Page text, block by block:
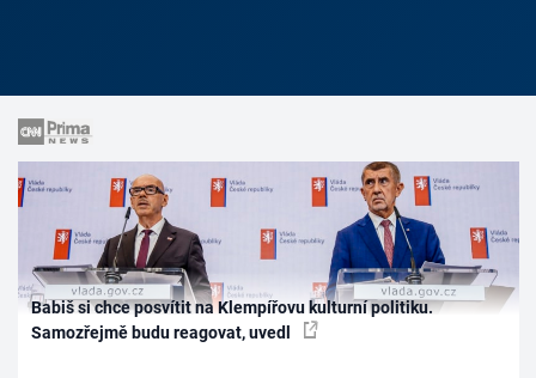
Babiš si chce posvítit na Klempířovu kulturní politiku.
Samozřejmě budu reagovat, uvedl